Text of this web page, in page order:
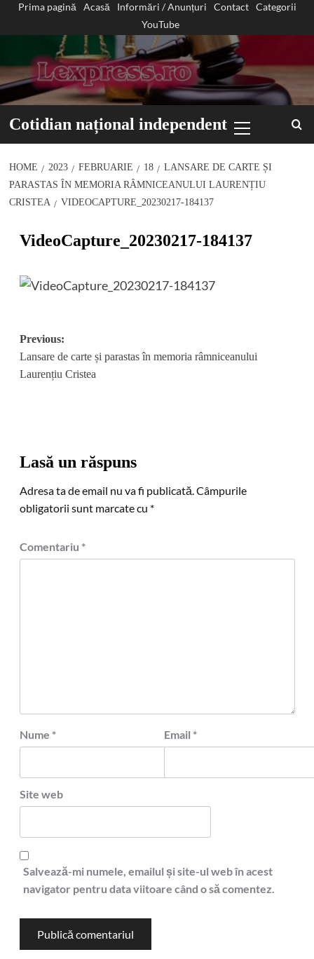
Prima pagină Acasă Informări / Anunțuri Contact
Categorii
YouTube
Cotidian național independent
Menu
HOME 2023 FEBRUARIE 18
LANSARE DE CARTE ȘI
PARASTAS ÎN MEMORIA RÂMNICEANULUI LAURENȚIU
CRISTEA
VIDEOCAPTURE_20230217-184137
VideoCapture_20230217-184137
Post
navigation
Previous:
Lansare de carte și parastas în memoria râmniceanului
Laurențiu Cristea
Lasă un răspuns
Adresa ta de email nu va fi publicată.Câmpurile
obligatorii sunt marcate cu *
Comentariu *
Nume * Email *
Site web
Salvează-mi numele, emailul și site-ul web în acest
navigator pentru data viitoare când o să comentez.